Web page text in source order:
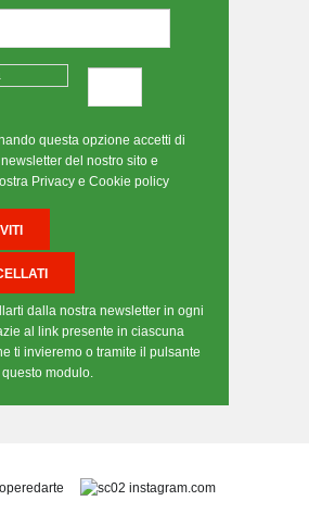
questa opzione accetti di
del nostro sito e
Privacy e Cookie policy
dalla nostra newsletter in ogni
al link presente in ciascuna
ti invieremo o tramite il pulsante
modulo.
instagram.com